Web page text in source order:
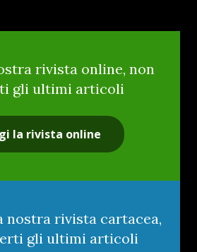
rivista online, non
gli ultimi articoli
la rivista online
nostra rivista cartacea,
gli ultimi articoli